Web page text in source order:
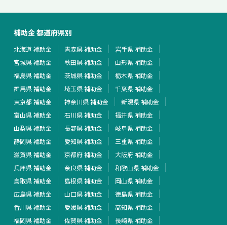
補助金 都道府県別
北海道 補助金 青森県 補助金
岩手県 補助金
宮城県 補助金
秋田県 補助金
山形県 補助金
福島県 補助金
茨城県 補助金
栃木県 補助金
群馬県 補助金
埼玉県 補助金
千葉県 補助金
東京都 補助金
神奈川県 補助金
新潟県 補助金
富山県 補助金
石川県 補助金
福井県 補助金
山梨県 補助金
長野県 補助金
岐阜県 補助金
静岡県 補助金
愛知県 補助金
三重県 補助金
滋賀県 補助金
京都府 補助金
大阪府 補助金
兵庫県 補助金
奈良県 補助金
和歌山県 補助金
鳥取県 補助金
島根県 補助金
岡山県 補助金
広島県 補助金
山口県 補助金
徳島県 補助金
香川県 補助金
愛媛県 補助金
高知県 補助金
福岡県 補助金
佐賀県 補助金
長崎県 補助金